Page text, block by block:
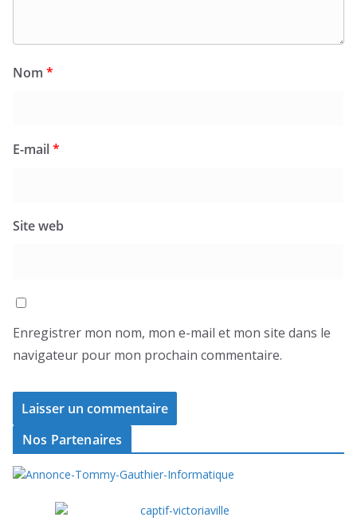
Nom *
E-mail*
Site web
Enregistrer mon nom, mon e-mail et mon site dans le
navigateur pour mon prochain commentaire.
Nos Partenaires